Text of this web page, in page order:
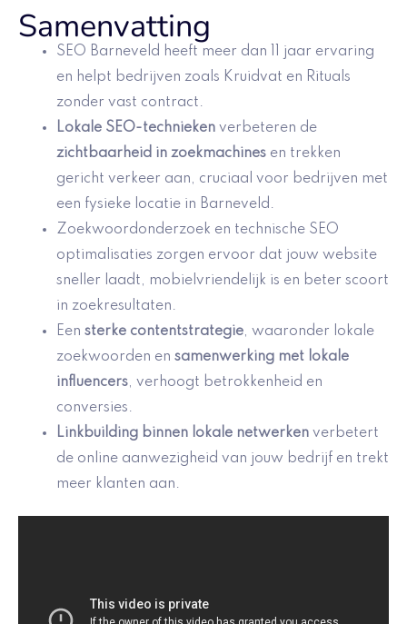
Samenvatting
SEO Barneveld heeft meer dan 11 jaar ervaring
en helpt bedrijven zoals Kruidvat en Rituals
zonder vast contract.
Lokale SEO-technieken verbeteren de
zichtbaarheid in zoekmachines en trekken
gericht verkeer aan, cruciaal voor bedrijven met
een fysieke locatie in Barneveld.
Zoekwoordonderzoek en technische SEO
optimalisaties zorgen ervoor dat jouw website
sneller laadt, mobielvriendelijk is en beter scoort
in zoekresultaten.
Een sterke contentstrategie, waaronder lokale
zoekwoorden en samenwerking met lokale
influencers, verhoogt betrokkenheid en
conversies.
Linkbuilding binnen lokale netwerken verbetert
de online aanwezigheid van jouw bedrijf en trekt
meer klanten aan.